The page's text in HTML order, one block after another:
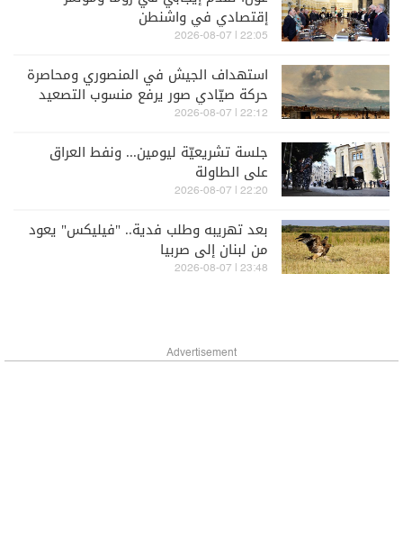
إقتصادي في واشنطن
22:05 | 2026-08-07
استهداف الجيش في المنصوري ومحاصرة
حركة صيّادي صور يرفع منسوب التصعيد
الإسرائيلي جنوبا
22:12 | 2026-08-07
جلسة تشريعيّة ليومين... ونفط العراق
على الطاولة
22:20 | 2026-08-07
بعد تهريبه وطلب فدية.. "فيليكس" يعود
من لبنان إلى صربيا
23:48 | 2026-08-07
Advertisement